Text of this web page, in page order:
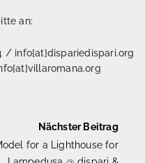
an:
/ info[at]dispariedispari.org
Nächster Beitrag
for a Lighthouse for